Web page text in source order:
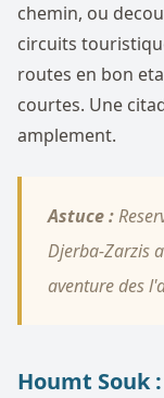
chemin, ou
circuits
routes en bon
courtes. Une
amplement.
Astuce :
Djerba-Zarzis
aventure des
Houmt Souk